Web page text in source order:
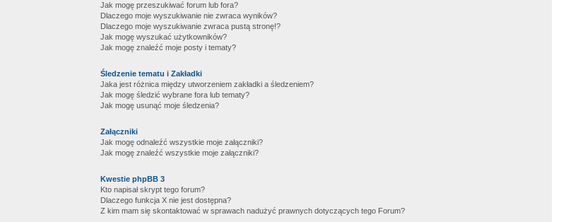
Jak mogę przeszukiwać forum lub fora?
Dlaczego moje wyszukiwanie nie zwraca wyników?
Dlaczego moje wyszukiwanie zwraca pustą stronę!?
Jak mogę wyszukać użytkowników?
Jak mogę znaleźć moje posty i tematy?
Śledzenie tematu i Zakładki
Jaka jest różnica między utworzeniem zakładki a śledzeniem?
Jak mogę śledzić wybrane fora lub tematy?
Jak mogę usunąć moje śledzenia?
Załączniki
Jak mogę odnaleźć wszystkie moje załączniki?
Jak mogę znaleźć wszystkie moje załączniki?
Kwestie phpBB 3
Kto napisał skrypt tego forum?
Dlaczego funkcja X nie jest dostępna?
Z kim mam się skontaktować w sprawach nadużyć prawnych dotyczących tego Forum?